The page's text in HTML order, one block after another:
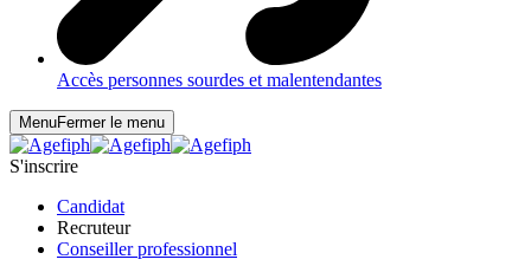
Accès personnes sourdes et malentendantes
MenuFermer le menu
S'inscrire
Candidat
Recruteur
Conseiller professionnel